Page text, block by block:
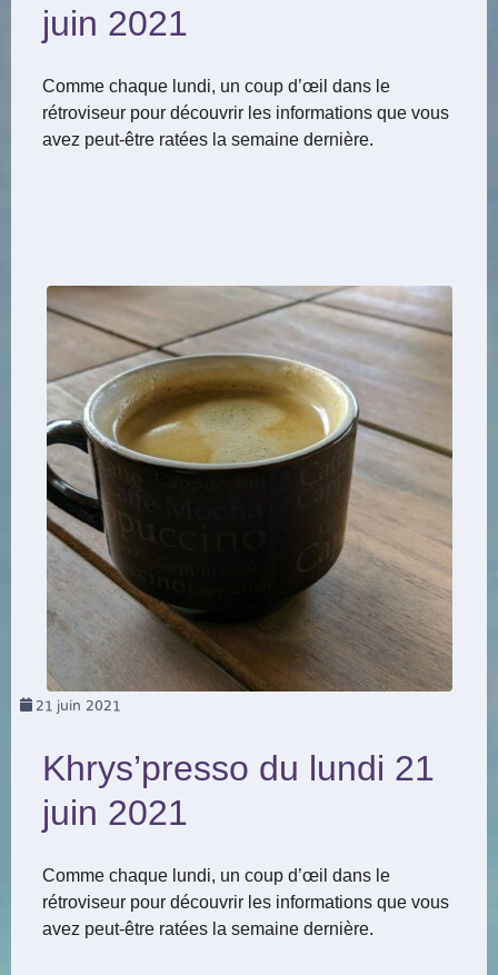
juin 2021
Comme chaque lundi, un coup d’œil dans le
rétroviseur pour découvrir les informations que vous
avez peut-être ratées la semaine dernière.
21 juin 2021
Khrys’presso du lundi 21
juin 2021
Comme chaque lundi, un coup d’œil dans le
rétroviseur pour découvrir les informations que vous
avez peut-être ratées la semaine dernière.